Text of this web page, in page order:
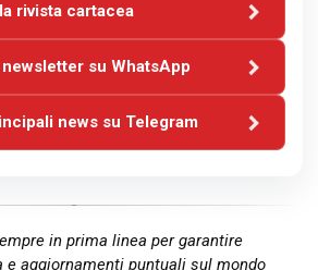
rivista cartacea
newsletter su WhatsApp
news su Telegram
in prima linea per garantire
e aggiornamenti puntuali sul mondo